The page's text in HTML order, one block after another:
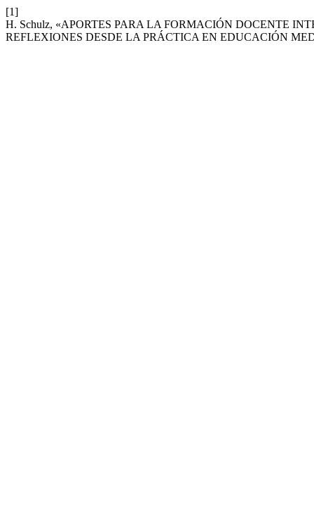
[1]
H. Schulz, «APORTES PARA LA FORMACIÓN DOCENTE
REFLEXIONES DESDE LA PRÁCTICA EN EDUCACIÓN